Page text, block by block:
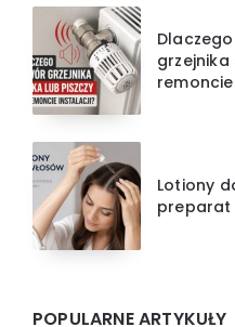
Lotiony
preparat
POPULARNE ARTYKUŁY